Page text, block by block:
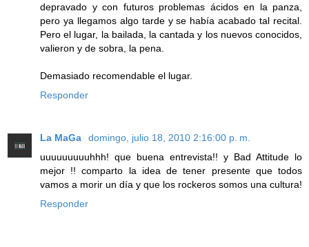
depravado y con futuros problemas ácidos en la panza,
pero ya llegamos algo tarde y se había acabado tal recital.
Pero el lugar, la bailada, la cantada y los nuevos conocidos,
valieron y de sobra, la pena.
Demasiado recomendable el lugar.
Responder
La MaGa
domingo, julio 18, 2010 2:16:00 p. m.
uuuuuuuuuhhh! que buena entrevista!! y Bad Attitude lo
mejor !! comparto la idea de tener presente que todos
vamos a morir un día y que los rockeros somos una cultura!
Responder